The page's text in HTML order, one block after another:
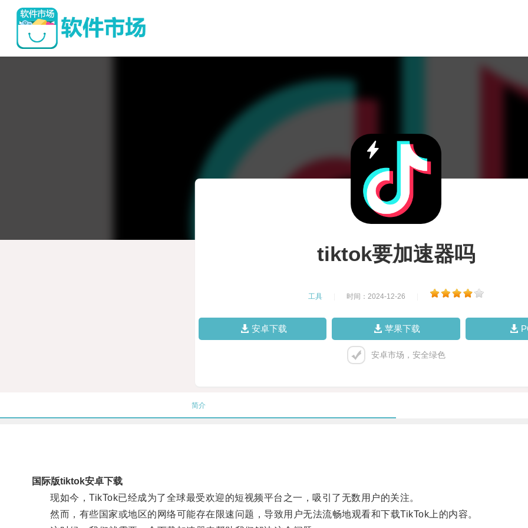
tiktok要加速器吗
工具 时间：2024-12-26
安卓下载 苹果下载
安卓市场，安全绿色
简介
国际版tiktok安卓下载
现如今，TikTok已经成为了全球最受欢迎的短视频平台之一，吸引了无数用户的关注。
然而，有些国家或地区的网络可能存在限速问题，导致用户无法流畅地观看和下载TikTok上的内容。